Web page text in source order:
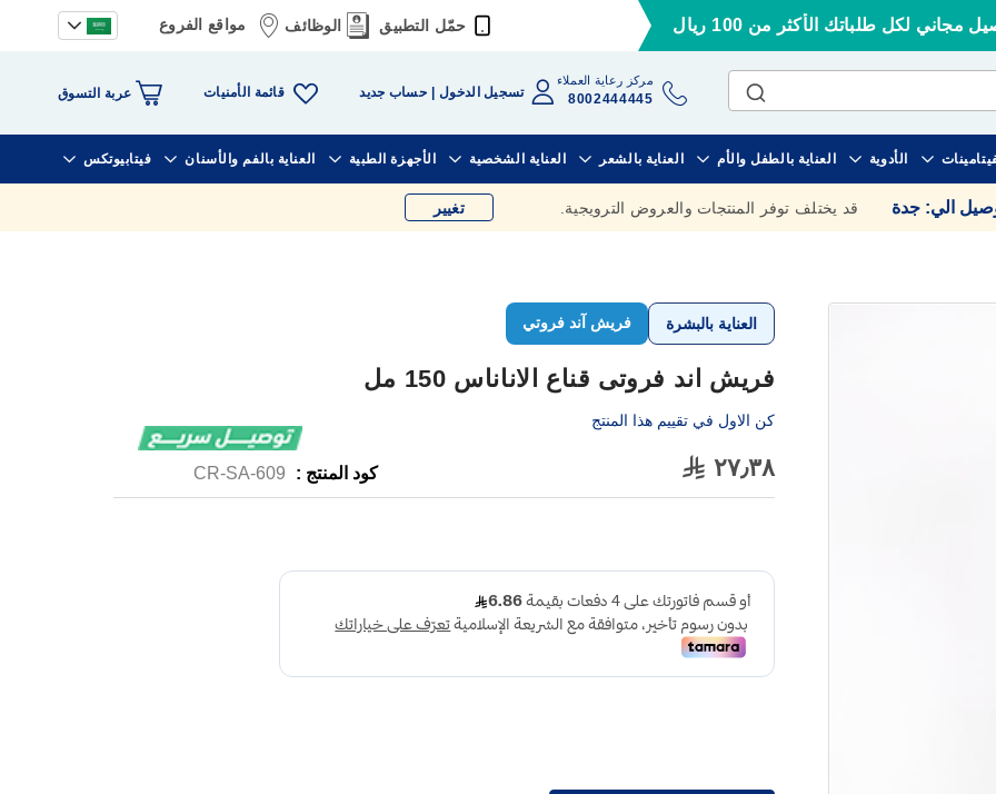
مجاني لكل طلباتك الأكثر من 100 ريال حمّل التطبيق الوظائف مواقع الفروع
مركز رعاية العملاء
8002444445 تسجيل الدخول حساب جديد قائمة الأمنيات عربة التسوق
الأدوية العناية بالطفل والأم العناية بالشعر العناية الشخصية الأجهزة الطبية العناية بالفم والأسنان فيتابيوتكس
الي: جدة قد يختلف توفر المنتجات والعروض الترويجية. تغيير
العناية بالبشرة فريش آند فروتي
فريش اند فروتى قناع الاناناس 150 مل
كن الاول في تقييم هذا المنتج
٢٧٫٣٨ كود المنتج : CR-SA-609